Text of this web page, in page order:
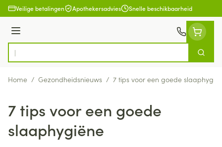
Ga naar de inhoud
Veilige betalingen Apothekersadvies Snelle beschikbaarheid
Menu
Product, merk, categorie...
Zoek
Home / Gezondheidsnieuws / 7 tips voor een goede
7 tips voor een goede
slaaphygiëne